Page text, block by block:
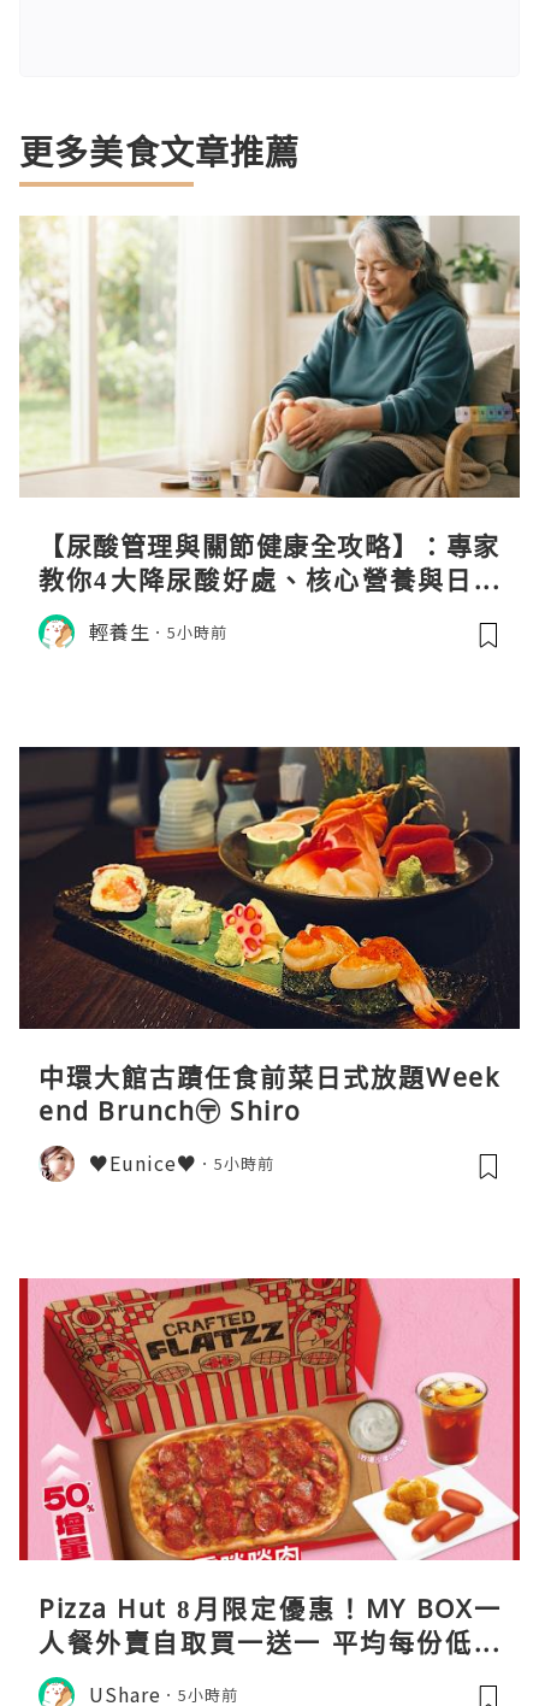
更多美食文章推薦
【尿酸管理與關節健康全攻略】：專家
教你4大降尿酸好處、核心營養與日常
飲食調理秘訣
輕養生 5小時前
中環大館古蹟任食前菜日式放題Week
end Brunch〶 Shiro
♥Eunice♥ 5小時前
Pizza Hut 8月限定優惠！MY BOX一
人餐外賣自取買一送一 平均每份低至
$31
UShare 5小時前